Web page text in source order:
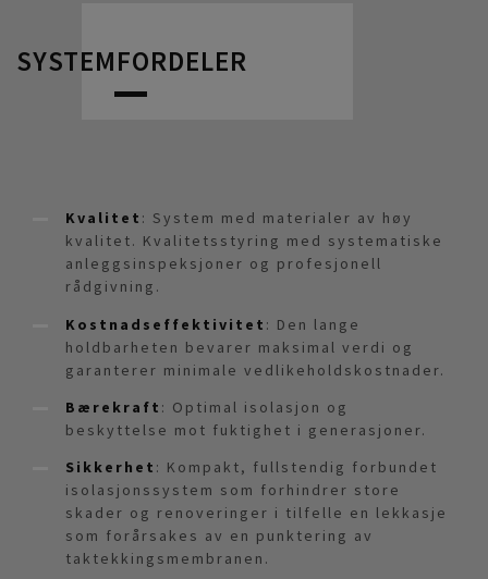
SYSTEMFORDELER
Kvalitet : System med materialer av høy
kvalitet. Kvalitetsstyring med systematiske
anleggsinspeksjoner og profesjonell
rådgivning.
Kostnadseffektivitet : Den lange
holdbarheten bevarer maksimal verdi og
garanterer minimale vedlikeholdskostnader.
Bærekraft : Optimal isolasjon og
beskyttelse mot fuktighet i generasjoner.
Sikkerhet : Kompakt, fullstendig forbundet
isolasjonssystem som forhindrer store
skader og renoveringer i tilfelle en lekkasje
som forårsakes av en punktering av
taktekkingsmembranen.